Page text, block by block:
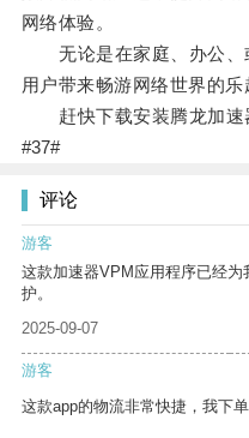
网络体验。
无论是在家庭、办公、
用户带来畅游网络世界的乐
赶快下载安装腾龙加速
#37#
评论
游客
这款加速器VPM应用程序已经
护。
2025-09-07
游客
这款app的物流非常快捷，我下